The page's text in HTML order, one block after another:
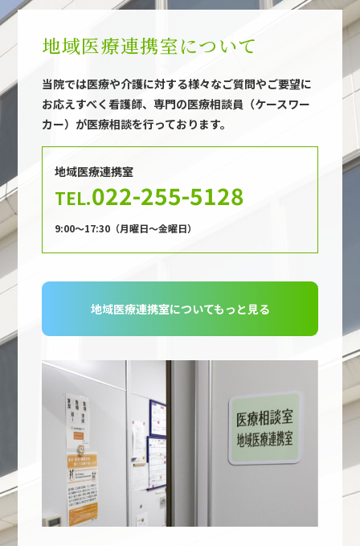
地域医療連携室について
当院では医療や介護に対する様々なご質問やご要望に
お応えすべく看護師、専門の医療相談員（ケースワー
カー）が医療相談を行っております。
地域医療連携室
TEL.022-255-5128
9:00〜17:30（月曜日～金曜日）
地域医療連携室についてもっと見る